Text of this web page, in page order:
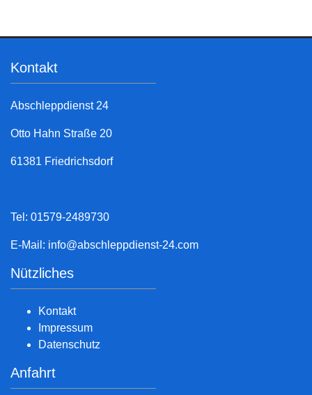
Kontakt
Abschleppdienst 24
Otto Hahn Straße 20
61381 Friedrichsdorf
Tel: 01579-2489730
E-Mail: info@abschleppdienst-24.com
Nützliches
Kontakt
Impressum
Datenschutz
Anfahrt